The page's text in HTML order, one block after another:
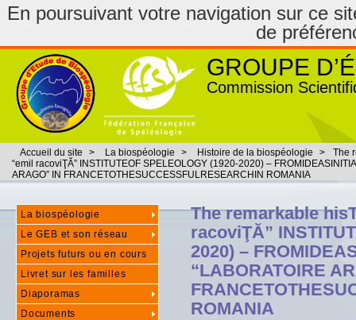
En poursuivant votre navigation sur ce
de
GROUPE
Commission
Accueil du site > La biospéologie > Histoire de la biospéologie >
The
“emil racoviŢĂ” INSTITUTEOF SPELEOLOGY (1920-2020) –
ARAGO” IN FRANCETOTHESUCCESSFULRESEARCHIN ROMANIA
The remarkable
racoviŢĂ”
2020) –
“LABORATOIRE
ROMANIA
La biospéologie
Le GEB et son réseau
Projets futurs ou en cours
Livret sur les familles
Diaporamas
Documents